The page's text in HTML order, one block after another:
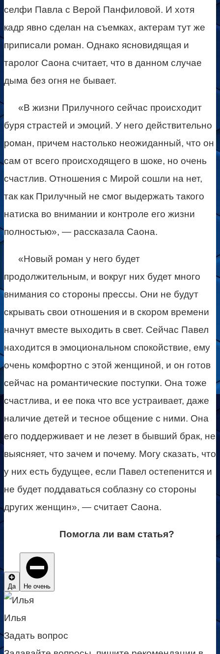
селфи Павла с Верой Панфиловой. И хотя
кадр явно сделан на съемках, актерам тут же
приписали роман. Однако ясновидящая и
таролог Саона считает, что в данном случае
дыма без огня не бывает.
«В жизни Прилучного сейчас происходит
буря страстей и эмоций. У него действительно
роман, причем настолько неожиданный, что он
сам от всего происходящего в шоке, но очень
счастлив. Отношения с Мирой сошли на нет,
так как Прилучный не смог выдержать такого
натиска во внимании и контроле его жизни
полностью», — рассказала Саона.
«Новый роман у него будет
продолжительным, и вокруг них будет много
внимания со стороны прессы. Они не будут
скрывать свои отношения и в скором времени
начнут вместе выходить в свет. Сейчас Павел
находится в эмоциональном спокойствие, ему
очень комфортно с этой женщиной, и он готов
сейчас на романтические поступки. Она тоже
счастлива, и ее пока что все устраивает, даже
наличие детей и тесное общение с ними. Она
его поддерживает и не лезет в бывший брак, не
выясняет, что зачем и почему. Могу сказать, что
у них есть будущее, если Павел остепенится и
не будет поддаваться соблазну со стороны
других женщин», — считает Саона.
Помогла ли вам статья?
Да Не очень
Илья
Задать вопрос